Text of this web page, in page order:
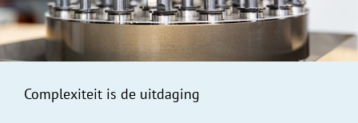
Complexiteit is de uitdaging